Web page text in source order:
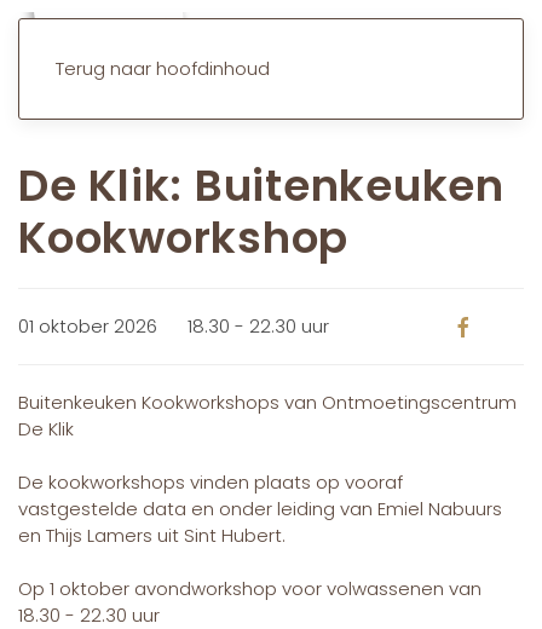
Terug naar hoofdinhoud
De Klik: Buitenkeuken
Kookworkshop
01 oktober 2026 18.30 - 22.30 uur
Buitenkeuken Kookworkshops van Ontmoetingscentrum
De Klik
De kookworkshops vinden plaats op vooraf
vastgestelde data en onder leiding van Emiel Nabuurs
en Thijs Lamers uit Sint Hubert.
Op 1 oktober avondworkshop voor volwassenen van
18.30 - 22.30 uur